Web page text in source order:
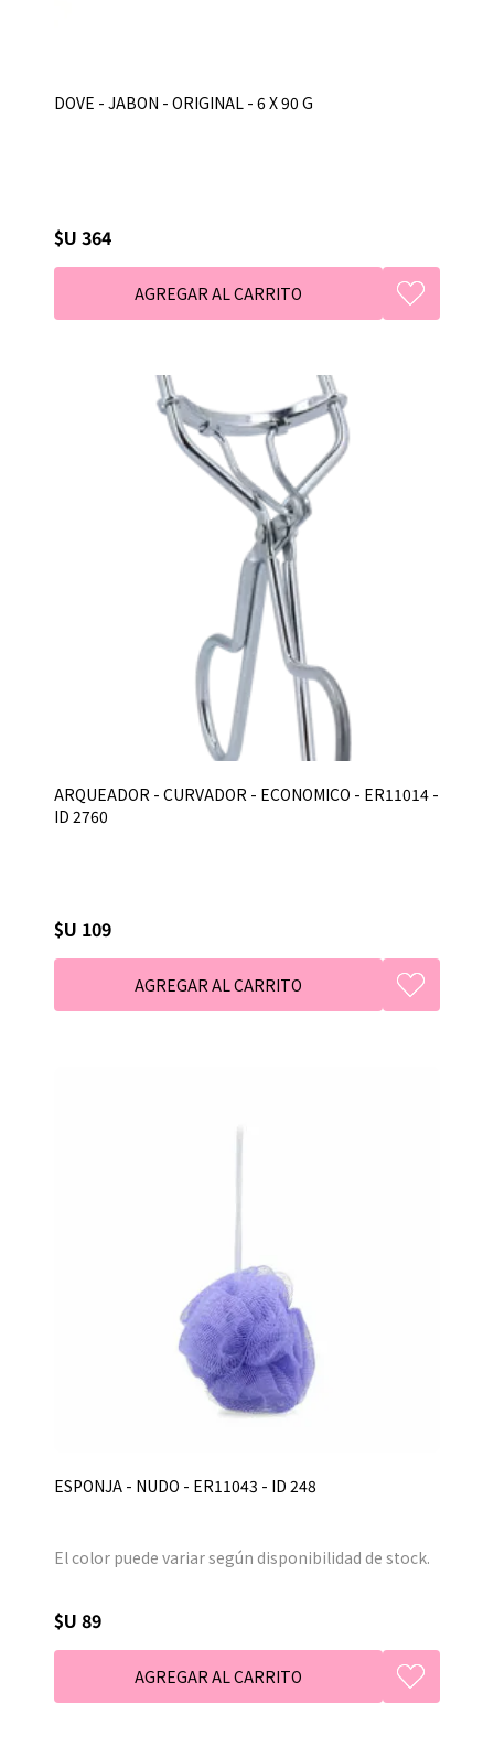
DOVE - JABON - ORIGINAL - 6 X 90 G
$U 364
ARQUEADOR - CURVADOR - ECONOMICO - ER11014 -
ID 2760
$U 109
ESPONJA - NUDO - ER11043 - ID 248
El color puede variar según disponibilidad de stock.
$U 89